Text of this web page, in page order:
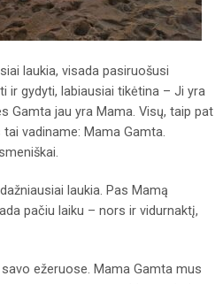
laukia, visada pasiruošusi
ir gydyti, labiausiai tikėtina – Ji yra
Gamta jau yra Mama. Visų, taip pat
vadiname: Mama Gamta.
laukia. Pas Mamą
pačiu laiku – nors ir vidurnaktį,
ežeruose. Mama Gamta mus